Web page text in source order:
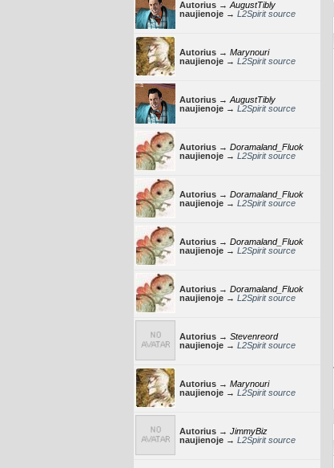
Autorius → AugustTibly
naujienoje → L2Spirit source
Autorius → Marynouri
naujienoje → L2Spirit source
Autorius → AugustTibly
naujienoje → L2Spirit source
Autorius → Doramaland_Fluok
naujienoje → L2Spirit source
Autorius → Doramaland_Fluok
naujienoje → L2Spirit source
Autorius → Doramaland_Fluok
naujienoje → L2Spirit source
Autorius → Doramaland_Fluok
naujienoje → L2Spirit source
Autorius → Stevenreord
naujienoje → L2Spirit source
Autorius → Marynouri
naujienoje → L2Spirit source
Autorius → JimmyBiz
naujienoje → L2Spirit source